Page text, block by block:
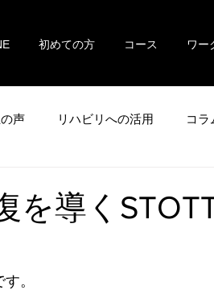
初めての方 コース ワー
声 リハビリへの活用 コラ
を導く
。